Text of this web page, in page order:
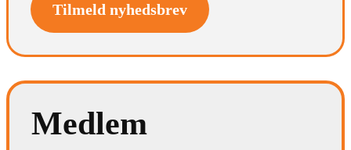
Tilmeld nyhedsbrev
Medlem